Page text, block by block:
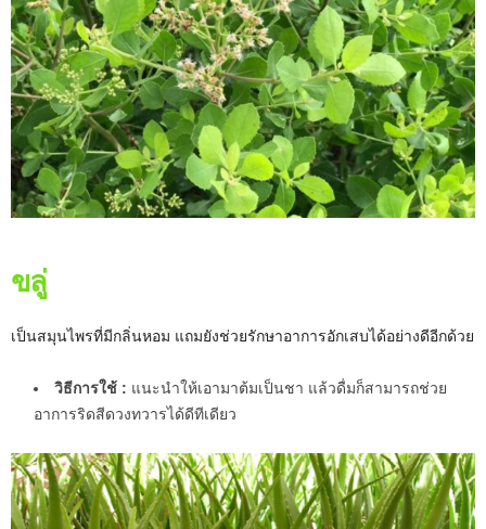
ขลู่
เป็นสมุนไพรที่มีกลิ่นหอม แถมยังช่วยรักษาอาการอักเสบได้อย่างดีอีกด้วย
วิธีการใช้ : แนะนำให้เอามาต้มเป็นชา แล้วดื่มก็สามารถช่วย
อาการริดสีดวงทวารได้ดีทีเดียว